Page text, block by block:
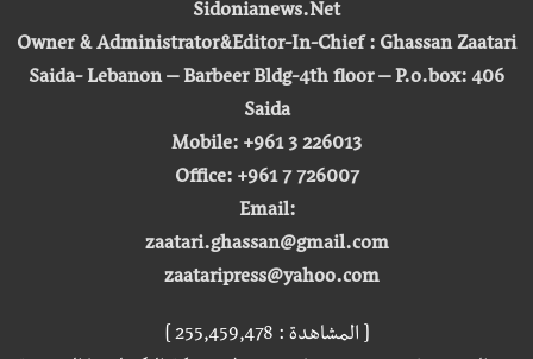
Sidonianews.Net
Owner & Administrator&Editor-In-Chief : Ghassan Zaatari
Saida- Lebanon – Barbeer Bldg-4th floor – P.o.box: 406
Saida
Mobile: +961 3 226013
Office: +961 7 726007
Email:
zaatari.ghassan@gmail.com
zaataripress@yahoo.com
[ المشاهدة : 255,459,478 ]